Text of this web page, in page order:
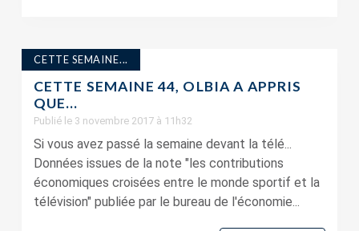
CETTE SEMAINE...
CETTE SEMAINE 44, OLBIA A APPRIS
QUE…
Publié le 3 novembre 2017 à 11h32
Si vous avez passé la semaine devant la télé...
Données issues de la note "les contributions
économiques croisées entre le monde sportif et la
télévision" publiée par le bureau de l'économie...